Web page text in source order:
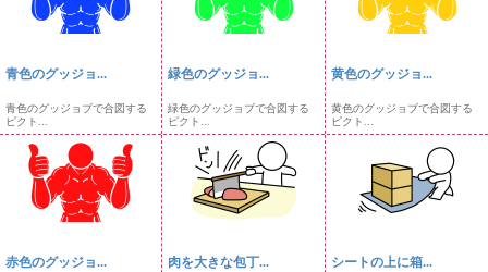
青色のグッジョ...
青色のグッジョブで合図する
ピクト...
緑色のグッジョ...
緑色のグッジョブで合図する
ピクト...
黄色のグッジョ...
黄色のグッジョブで合図する
ピクト...
赤色のグッジョ... 肉を大きな包丁... シートの上に箱...